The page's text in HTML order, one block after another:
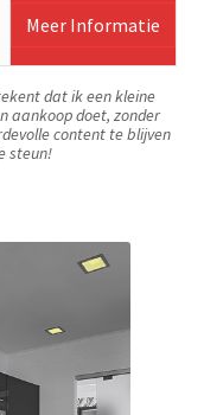
Meer Informatie
dat ik een kleine
aankoop doet, zonder
content te blijven
steun!